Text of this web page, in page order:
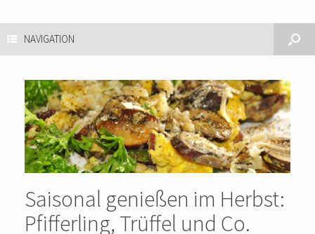
NAVIGATION
Saisonal genießen im Herbst:
Pfifferling, Trüffel und Co.